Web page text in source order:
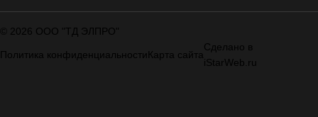
© 2026 ООО "ТД ЭЛПРО"
Политика конфиденциальности Карта сайта
Сделано в
iStarWeb.ru